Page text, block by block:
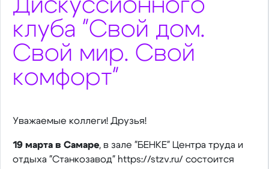
Дискуссионного
клуба "Свой дом.
Свой мир. Свой
комфорт"
Уважаемые коллеги! Друзья!
19 марта в Самаре, в зале "БЕНКЕ" Центра труда и
отдыха "Станкозавод" https://stzv.ru/ состоится